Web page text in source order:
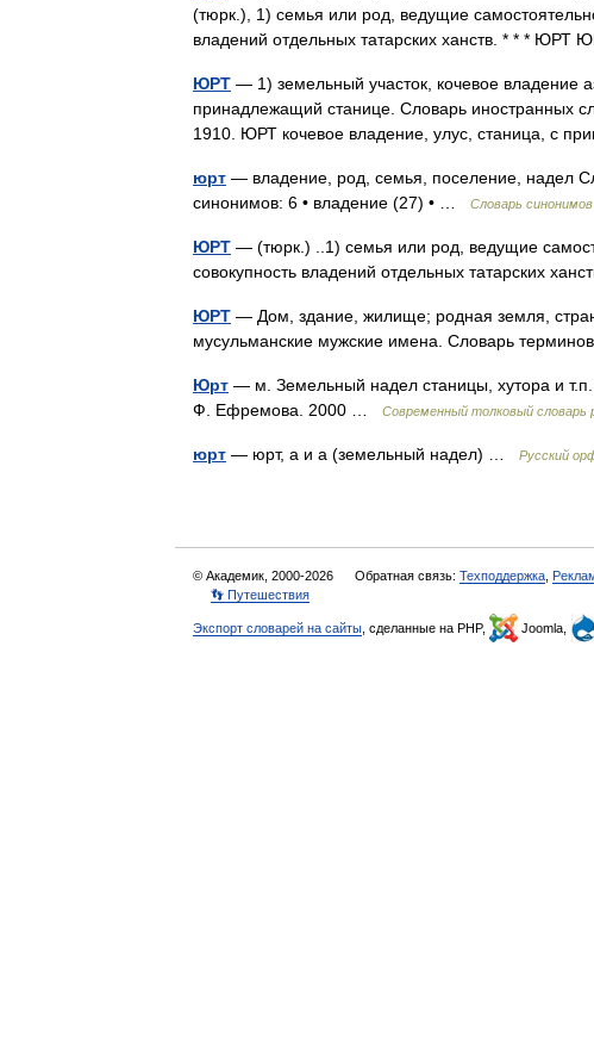
(тюрк.), 1) семья или род, ведущие
владений отдельных татарских ханств. * * *
ЮРТ — 1) земельный участок, кочевое владение
принадлежащий станице. Словарь иностранных
1910. ЮРТ кочевое владение, улус, станица, с
юрт — владение, род, семья, поселение, надел
синонимов: 6 • владение (27) • …
Словарь синонимов
ЮРТ — (тюрк.) ..1) семья или род, ведущие
совокупность владений отдельных татарских
ЮРТ — Дом, здание, жилище; родная земля,
мусульманские мужские имена. Словарь
Юрт — м. Земельный надел станицы, хутора и
Ф. Ефремова. 2000 …
Современный толковый словарь
юрт — юрт, а и а (земельный надел) … Русский
© Академик, 2000-2026 Обратная связь: Техподдержка
👣 Путешествия
Экспорт словарей на сайты , сделанные на PHP, Joomla,